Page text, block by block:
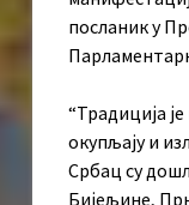
посланик у
“Традиција
окупљају и
Србац су
Бијељине,